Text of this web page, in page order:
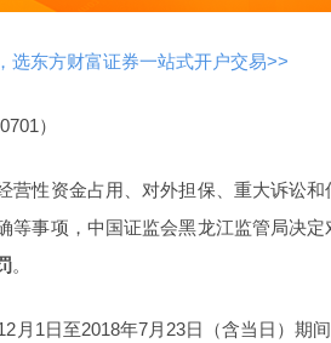
选东方财富证券一站式开户交易>>
）
营性资金占用、对外担保、重大诉讼
等事项，中国证监会黑龙江监管局决
。
月1日至2018年7月23日（含当日）期